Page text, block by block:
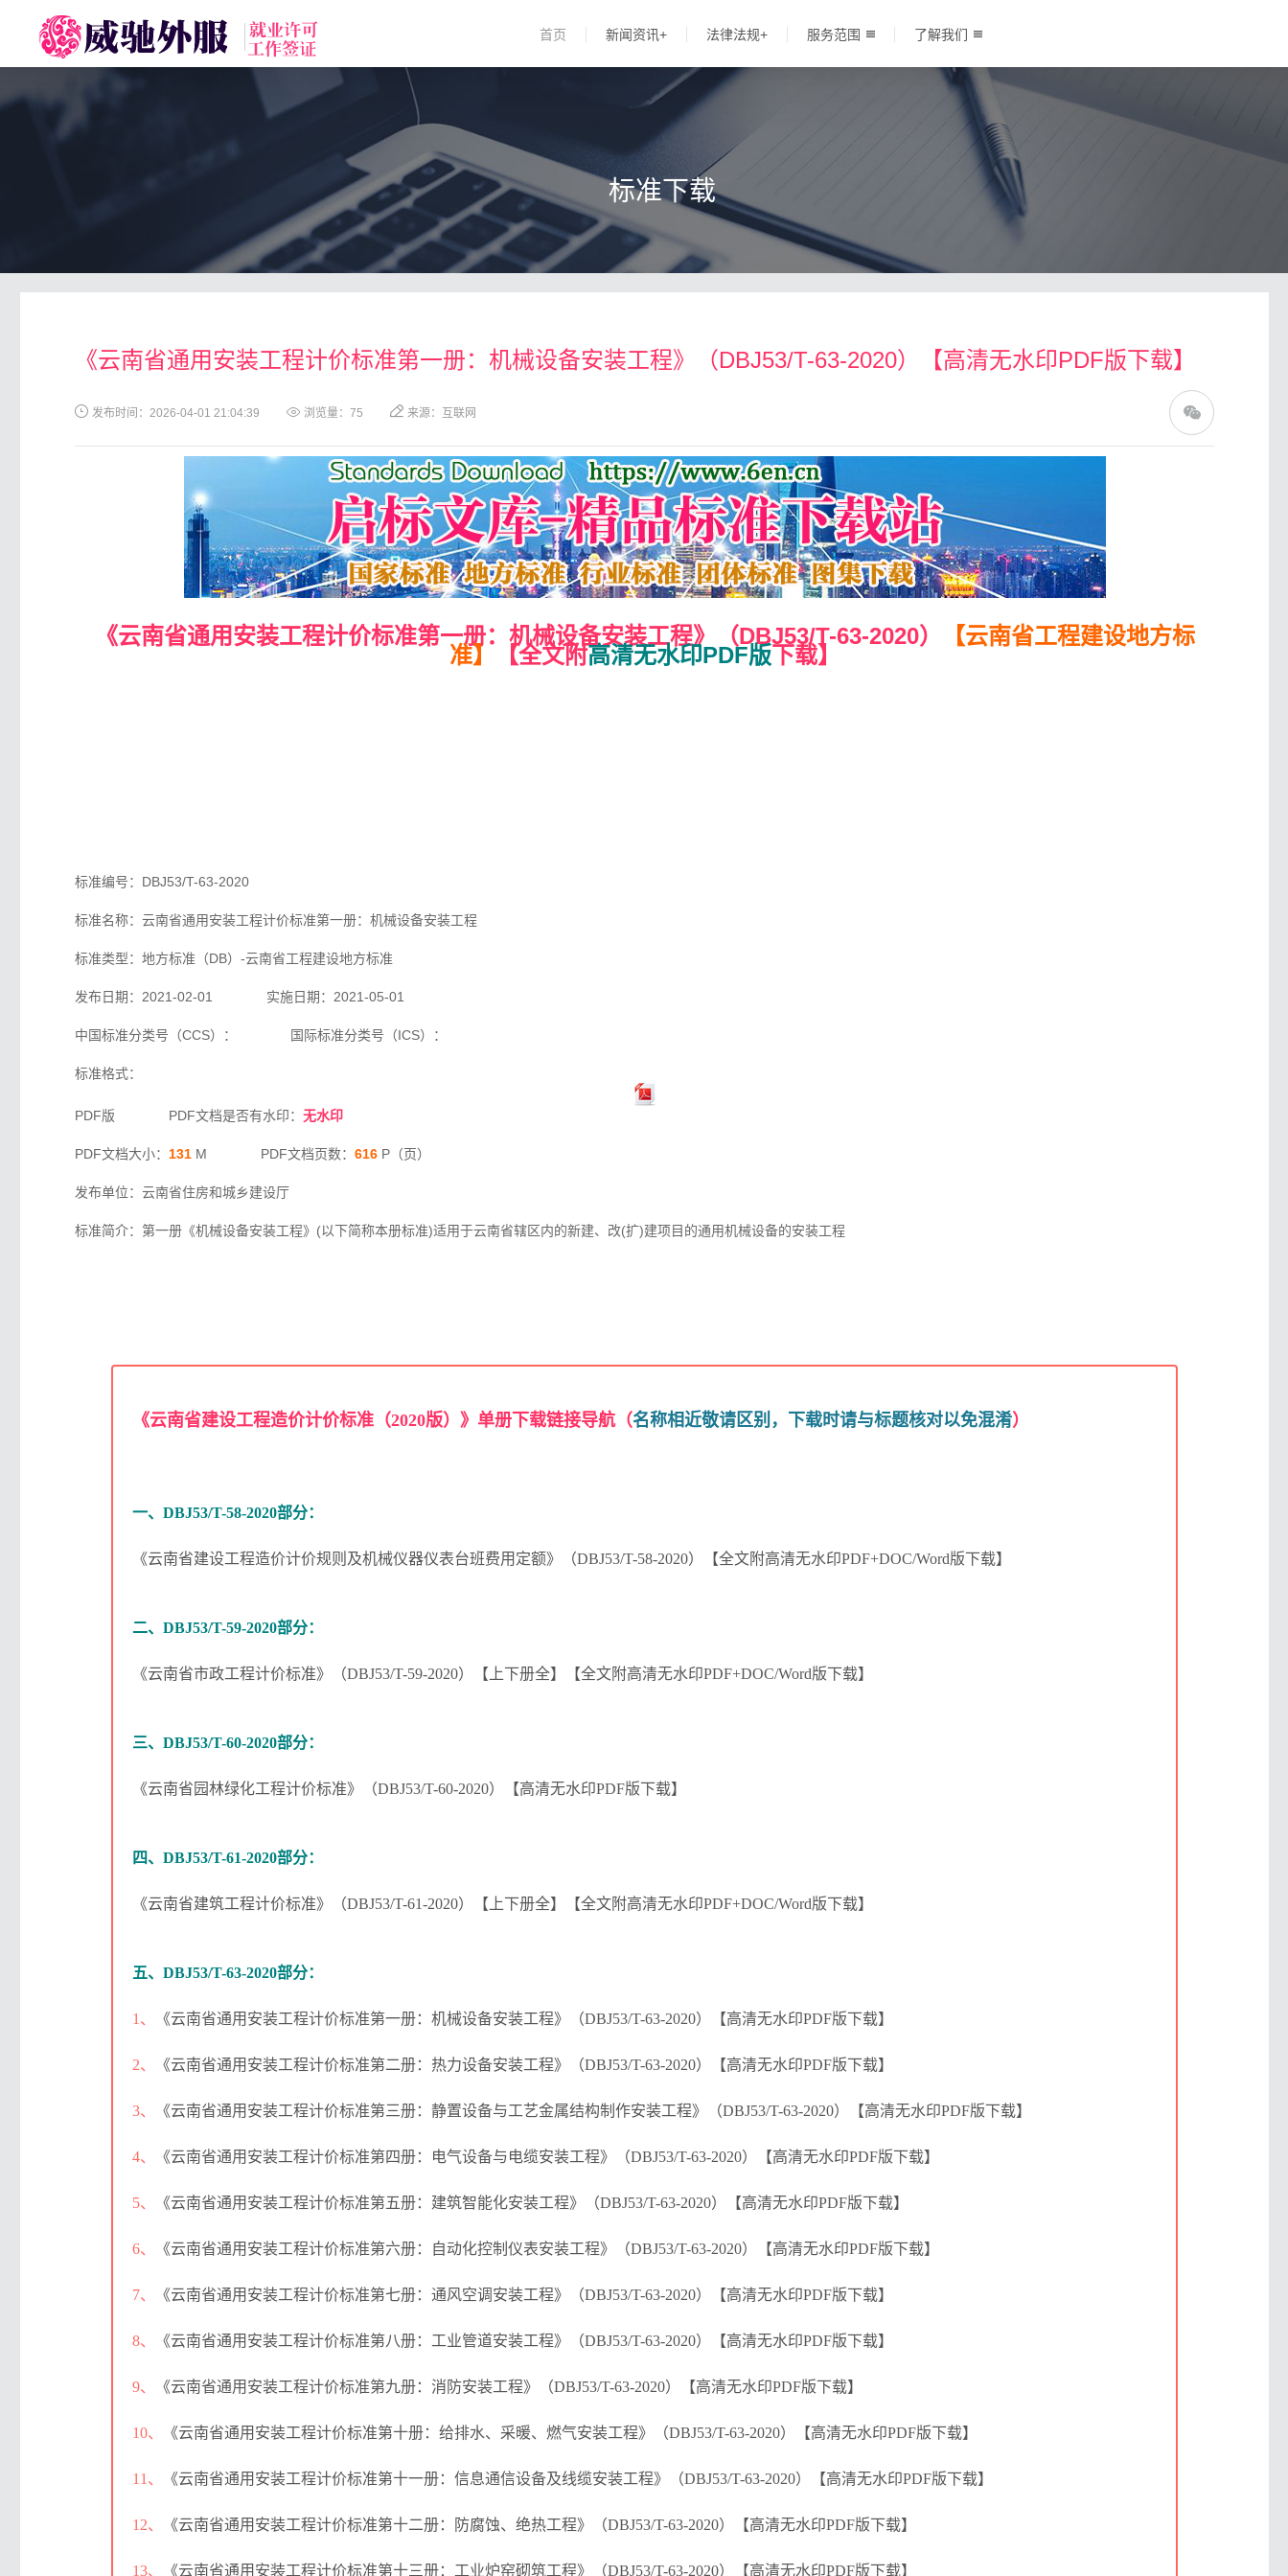
toggle
navigation
首页 新闻资讯+ 法律法规+ 服务范围 了解我们
标准下载
《云南省通用安装工程计价标准第一册：机械设备安装工程》（DBJ53/T-63-2020）【高清无水印PDF版下载】
发布时间：2026-04-01 21:04:39 浏览量：75 来源：互联网
《云南省通用安装工程计价标准第一册：机械设备安装工程》（DBJ53/T-63-2020） 【云南省工程建设地方标
准】 【全文附高清无水印PDF版下载】
标准编号：DBJ53/T-63-2020
标准名称：云南省通用安装工程计价标准第一册：机械设备安装工程
标准类型：地方标准（DB）-云南省工程建设地方标准
发布日期：2021-02-01 实施日期：2021-05-01
中国标准分类号（CCS）： 国际标准分类号（ICS）：
标准格式：
PDF版 PDF文档是否有水印：无水印
PDF文档大小： 131 M PDF文档页数：616 P（页）
发布单位：云南省住房和城乡建设厅
标准简介：第一册《机械设备安装工程》(以下简称本册标准)适用于云南省辖区内的新建、改(扩)建项目的通用机械设备的安装工程
《云南省建设工程造价计价标准（2020版）》单册下载链接导航（名称相近敬请区别，下载时请与标题核对以免混淆）
一、DBJ53/T-58-2020部分：
《云南省建设工程造价计价规则及机械仪器仪表台班费用定额》（DBJ53/T-58-2020）【全文附高清无水印PDF+DOC/Word版下载】
二、DBJ53/T-59-2020部分：
《云南省市政工程计价标准》（DBJ53/T-59-2020）【上下册全】【全文附高清无水印PDF+DOC/Word版下载】
三、DBJ53/T-60-2020部分：
《云南省园林绿化工程计价标准》（DBJ53/T-60-2020）【高清无水印PDF版下载】
四、DBJ53/T-61-2020部分：
《云南省建筑工程计价标准》（DBJ53/T-61-2020）【上下册全】【全文附高清无水印PDF+DOC/Word版下载】
五、DBJ53/T-63-2020部分：
1、 《云南省通用安装工程计价标准第一册：机械设备安装工程》（DBJ53/T-63-2020）【高清无水印PDF版下载】
2、 《云南省通用安装工程计价标准第二册：热力设备安装工程》（DBJ53/T-63-2020）【高清无水印PDF版下载】
3、 《云南省通用安装工程计价标准第三册：静置设备与工艺金属结构制作安装工程》（DBJ53/T-63-2020）【高清无水印PDF版下载】
4、 《云南省通用安装工程计价标准第四册：电气设备与电缆安装工程》（DBJ53/T-63-2020）【高清无水印PDF版下载】
5、 《云南省通用安装工程计价标准第五册：建筑智能化安装工程》（DBJ53/T-63-2020）【高清无水印PDF版下载】
6、 《云南省通用安装工程计价标准第六册：自动化控制仪表安装工程》（DBJ53/T-63-2020）【高清无水印PDF版下载】
7、 《云南省通用安装工程计价标准第七册：通风空调安装工程》（DBJ53/T-63-2020）【高清无水印PDF版下载】
8、 《云南省通用安装工程计价标准第八册：工业管道安装工程》（DBJ53/T-63-2020）【高清无水印PDF版下载】
9、 《云南省通用安装工程计价标准第九册：消防安装工程》（DBJ53/T-63-2020）【高清无水印PDF版下载】
10、 《云南省通用安装工程计价标准第十册：给排水、采暖、燃气安装工程》（DBJ53/T-63-2020）【高清无水印PDF版下载】
11、 《云南省通用安装工程计价标准第十一册：信息通信设备及线缆安装工程》（DBJ53/T-63-2020）【高清无水印PDF版下载】
12、 《云南省通用安装工程计价标准第十二册：防腐蚀、绝热工程》（DBJ53/T-63-2020）【高清无水印PDF版下载】
13、 《云南省通用安装工程计价标准第十三册：工业炉窑砌筑工程》（DBJ53/T-63-2020）【高清无水印PDF版下载】